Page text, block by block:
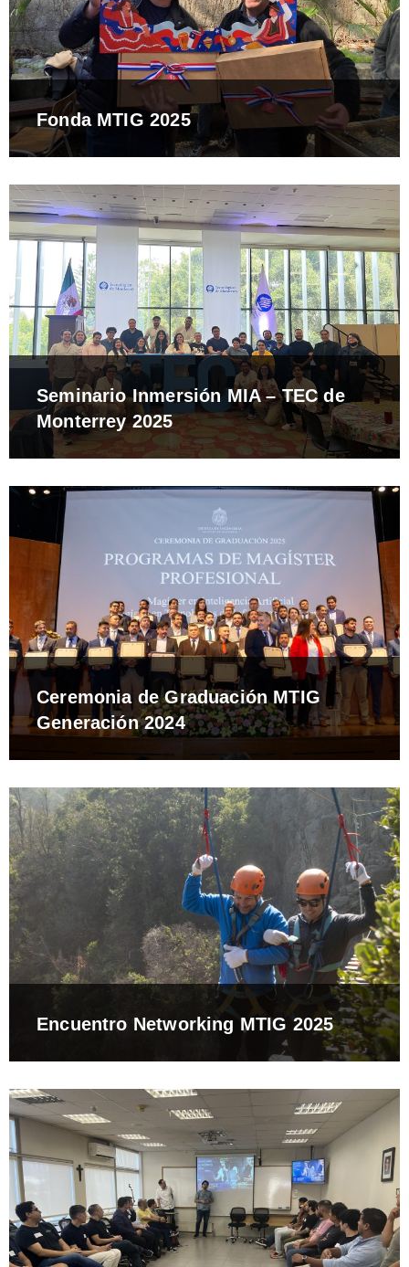
Fonda MTIG 2025
Seminario Inmersión MIA – TEC de
Monterrey 2025
Ceremonia de Graduación MTIG
Generación 2024
Encuentro Networking MTIG 2025